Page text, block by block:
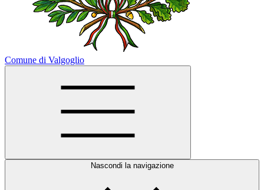
Comune di Valgoglio
Nascondi la navigazione